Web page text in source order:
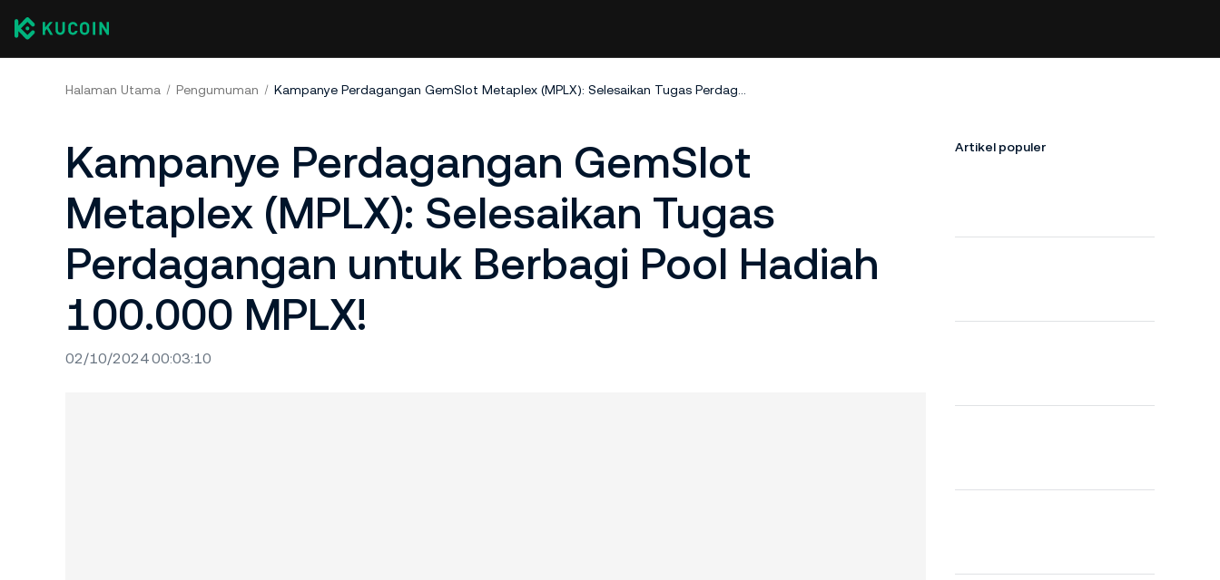
Halaman Utama Pengumuman Kampanye Perdagangan GemSlot Metaplex (MPLX): Selesaikan Tugas Perdagangan untuk Berbagi Pool Hadiah 100.000 MPLX!
Kampanye Perdagangan GemSlot
Metaplex (MPLX): Selesaikan Tugas
Perdagangan untuk Berbagi Pool Hadiah
100.000 MPLX!
02/10/2024 00:03:10
Artikel populer